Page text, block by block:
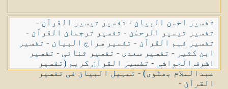
تفسیر احسن البیان - تفسیر تیسیر القرآن -
تفسیر تیسیر الرحمٰن - تفسیر ترجمان القرآن -
تفسیر فہم القرآن - تفسیر سراج البیان - تفسیر
ابن کثیر - تفسیر سعدی - تفسیر ثنائی - تفسیر
اشرف الحواشی - تفسیر القرآن کریم (تفسیر
عبدالسلام بھٹوی)-تسہیل البیان فی تفسیر
القرآن -